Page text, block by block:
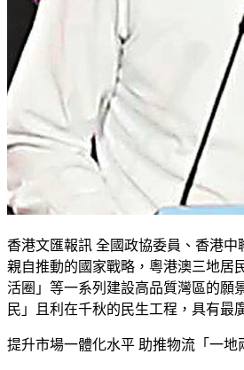
香港文匯報訊 全國政協委員、香港
親自推動的國家戰略，粵港澳三地居
活圈」等一系列建設高品質灣區的願
民」且利在千秋的民生工程，具有最
提升市場一體化水平 助推物流「一地